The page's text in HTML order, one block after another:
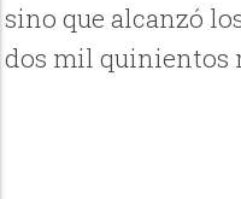
sino que alcanzó
dos mil quinientos